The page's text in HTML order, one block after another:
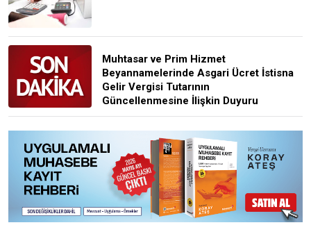
Muhtasar ve Prim Hizmet
Beyannamelerinde Asgari Ücret İstisna
Gelir Vergisi Tutarının
Güncellenmesine İlişkin Duyuru